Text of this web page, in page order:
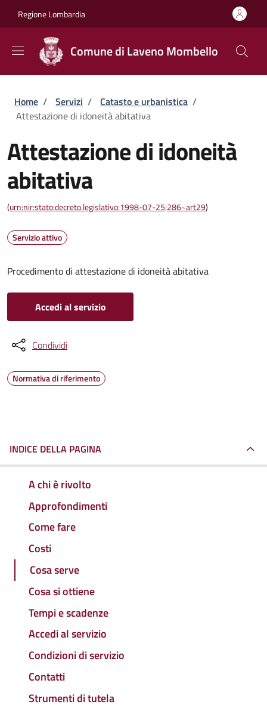
Regione Lombardia
Comune di Laveno Mombello
Briciole di pane
Home / Servizi / Catasto e urbanistica /
Attestazione di idoneità abitativa
Attestazione di idoneità
abitativa
(urn:nir:stato:decreto.legislativo:1998-07-25;286~art29)
Servizio attivo
Procedimento di attestazione di idoneità abitativa
Accedi al servizio
Condividi
Normativa di riferimento
INDICE DELLA PAGINA
A chi è rivolto
Approfondimenti
Come fare
Costi
Cosa serve
Cosa si ottiene
Tempi e scadenze
Accedi al servizio
Condizioni di servizio
Contatti
Strumenti di tutela